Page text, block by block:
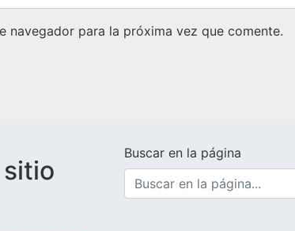
navegador para la próxima vez que comente.
Buscar en la página